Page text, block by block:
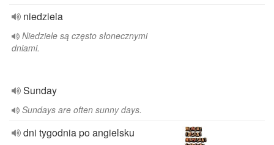
niedziela
Niedziele są często słonecznymi
dniami.
Sunday
Sundays are often sunny days.
dni tygodnia po angielsku